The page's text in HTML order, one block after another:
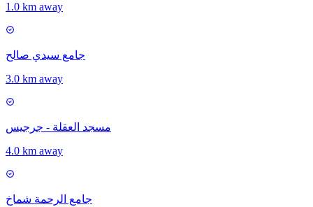
1.0 km away
جامع سيدي صالح
3.0 km away
مسجد العقلة - جرجيس
4.0 km away
جامع الرحمة شماخ